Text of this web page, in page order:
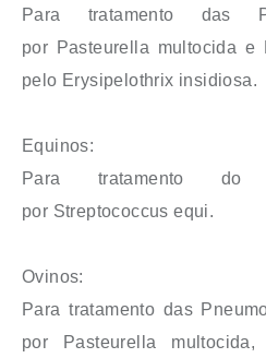
Para tratamento das
por Pasteurella multocida e
pelo Erysipelothrix insidiosa.
Equinos:
Para tratamento do
por Streptococcus equi.
Ovinos:
Para tratamento das
por Pasteurella